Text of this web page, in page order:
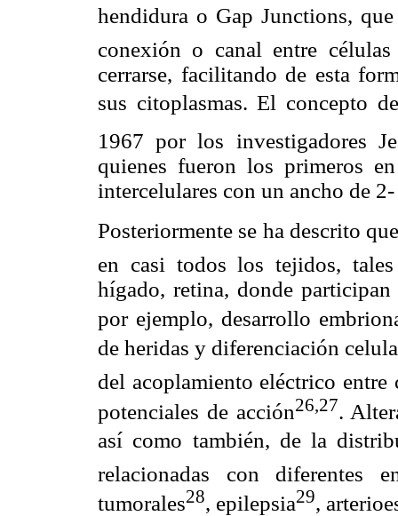
hendidura o Gap Junctions,
conexión o canal entre
cerrarse, facilitando de esta
sus citoplasmas. El concepto
1967 por los investigadores
quienes fueron los primeros
intercelulares con un ancho de
Posteriormente se ha descrito
en casi todos los tejidos,
hígado, retina, donde
por ejemplo, desarrollo
de heridas y diferenciación
del acoplamiento eléctrico
potenciales de acción26,27.
así como también, de la
relacionadas con diferentes
tumorales28, epilepsia29,